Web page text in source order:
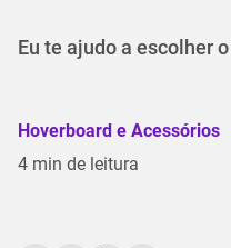
Eu te ajudo a escolher
Hoverboard e Acessórios
4 min de leitura